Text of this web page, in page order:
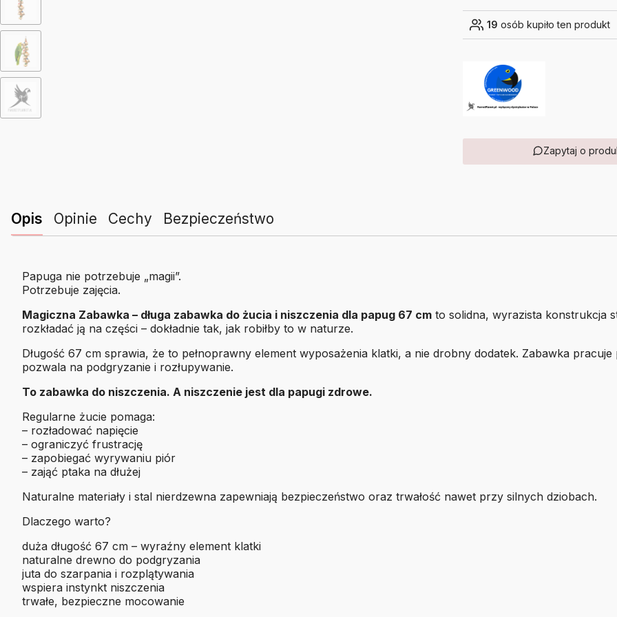
19 osób kupiło ten produkt
Zapytaj o
Opis Opinie Cechy Bezpieczeństwo
Papuga nie potrzebuje „magii”.
Potrzebuje zajęcia.
Magiczna Zabawka – długa zabawka do żucia i niszczenia dla papug 67 cm to solidna, wyrazista konstrukcja
rozkładać ją na części – dokładnie tak, jak robiłby to w naturze.
Długość 67 cm sprawia, że to pełnoprawny element wyposażenia klatki, a nie drobny dodatek. Zabawka
pozwala na podgryzanie i rozłupywanie.
To zabawka do niszczenia. A niszczenie jest dla papugi zdrowe.
Regularne żucie pomaga:
– rozładować napięcie
– ograniczyć frustrację
– zapobiegać wyrywaniu piór
– zająć ptaka na dłużej
Naturalne materiały i stal nierdzewna zapewniają bezpieczeństwo oraz trwałość nawet przy silnych dziobach.
Dlaczego warto?
duża długość 67 cm – wyraźny element klatki
naturalne drewno do podgryzania
juta do szarpania i rozplątywania
wspiera instynkt niszczenia
trwałe, bezpieczne mocowanie